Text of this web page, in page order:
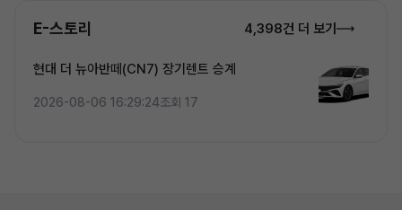
E-스토리 4,398건 더 보기
현대 더 뉴아반떼(CN7) 장기렌트 승계
2026-08-06 16:29:24조회 17